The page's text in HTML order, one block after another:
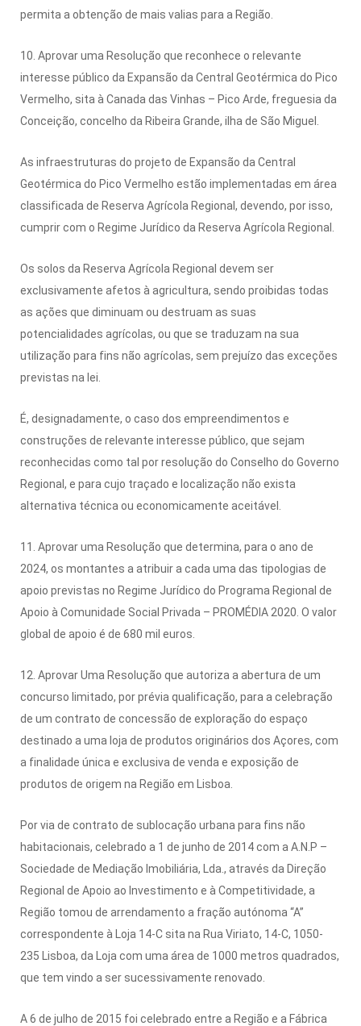
permita a obtenção de mais valias para a Região.
10. Aprovar uma Resolução que reconhece o relevante
interesse público da Expansão da Central Geotérmica do Pico
Vermelho, sita à Canada das Vinhas – Pico Arde, freguesia da
Conceição, concelho da Ribeira Grande, ilha de São Miguel.
As infraestruturas do projeto de Expansão da Central
Geotérmica do Pico Vermelho estão implementadas em área
classificada de Reserva Agrícola Regional, devendo, por isso,
cumprir com o Regime Jurídico da Reserva Agrícola Regional.
Os solos da Reserva Agrícola Regional devem ser
exclusivamente afetos à agricultura, sendo proibidas todas
as ações que diminuam ou destruam as suas
potencialidades agrícolas, ou que se traduzam na sua
utilização para fins não agrícolas, sem prejuízo das exceções
previstas na lei.
É, designadamente, o caso dos empreendimentos e
construções de relevante interesse público, que sejam
reconhecidas como tal por resolução do Conselho do Governo
Regional, e para cujo traçado e localização não exista
alternativa técnica ou economicamente aceitável.
11. Aprovar uma Resolução que determina, para o ano de
2024, os montantes a atribuir a cada uma das tipologias de
apoio previstas no Regime Jurídico do Programa Regional de
Apoio à Comunidade Social Privada – PROMÉDIA 2020. O valor
global de apoio é de 680 mil euros.
12. Aprovar Uma Resolução que autoriza a abertura de um
concurso limitado, por prévia qualificação, para a celebração
de um contrato de concessão de exploração do espaço
destinado a uma loja de produtos originários dos Açores, com
a finalidade única e exclusiva de venda e exposição de
produtos de origem na Região em Lisboa.
Por via de contrato de sublocação urbana para fins não
habitacionais, celebrado a 1 de junho de 2014 com a A.N.P –
Sociedade de Mediação Imobiliária, Lda., através da Direção
Regional de Apoio ao Investimento e à Competitividade, a
Região tomou de arrendamento a fração autónoma “A”
correspondente à Loja 14-C sita na Rua Viriato, 14-C, 1050-
235 Lisboa, da Loja com uma área de 1000 metros quadrados,
que tem vindo a ser sucessivamente renovado.
A 6 de julho de 2015 foi celebrado entre a Região e a Fábrica